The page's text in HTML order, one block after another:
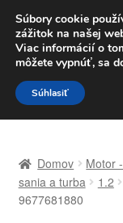
DOPRAVA od
Po–Pi
Preskočiť
na
navigáciu
Preskočiť
na
obsah
Celosvetová
Domov Motor
sania a turba
1.2
9677681880
Súbory cookie
zážitok na našej
Viac informácií o
môžete vypnúť, sa
Súhlasiť